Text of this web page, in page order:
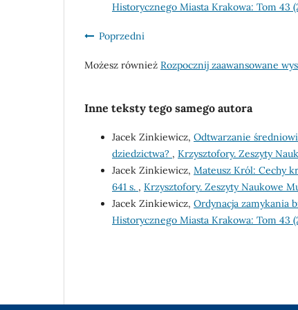
Historycznego Miasta Krakowa: Tom 43
Poprzedni
Możesz również Rozpocznij zaawansowane
Inne teksty tego samego autora
Jacek Zinkiewicz, Odtwarzanie
dziedzictwa? , Krzysztofory. Zeszyty
Jacek Zinkiewicz, Mateusz Król: Cechy
641 s. , Krzysztofory. Zeszyty Naukowe
Jacek Zinkiewicz, Ordynacja zamykania
Historycznego Miasta Krakowa: Tom 43